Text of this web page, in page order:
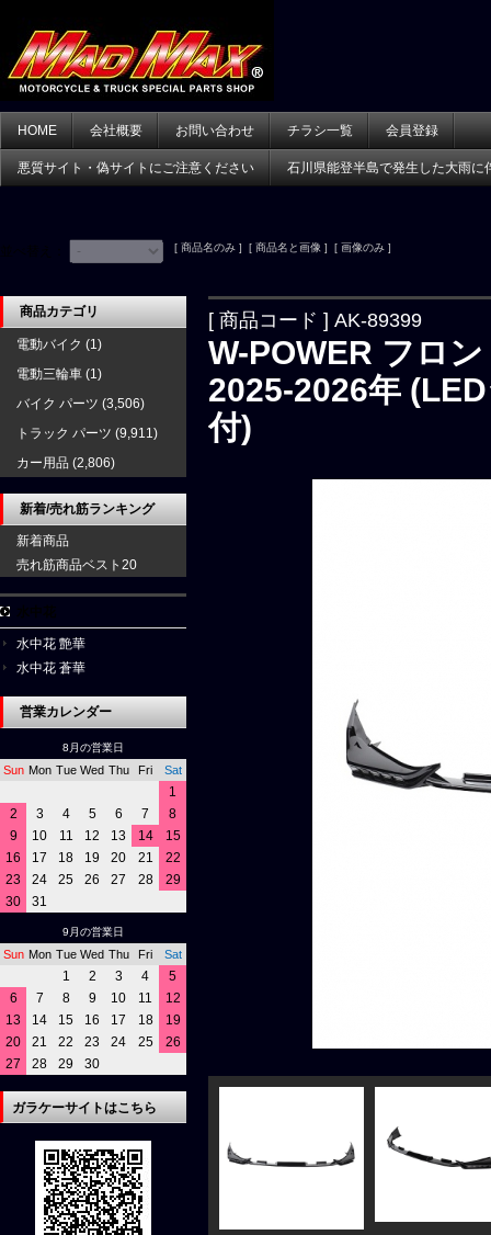
HOME 会社概要 お問い合わせ チラシ一覧 会員登録
悪質サイト・偽サイトにご注意ください 石川県能登半島で発生した大雨に
[ 商品名のみ ] [ 商品名と画像 ] [ 画像のみ ]
[ 商品コード ] AK-89399
W-POWER フロ
2025-2026年
付)
商品カテゴリ
電動バイク (1)
電動三輪車 (1)
バイク パーツ (3,506)
トラック パーツ (9,911)
カー用品 (2,806)
新着/売れ筋ランキング
新着商品
売れ筋商品ベスト20
水中花 艶華
水中花 蒼華
営業カレンダー
8月の営業日
Sun Mon Tue Wed Thu Fri Sat
1
2
3 4 5 6 7
8
9
10 11 12 13 14
15
16
17 18 19 20 21
22
23
24 25 26 27 28
29
30
31
9月の営業日
Sun Mon Tue Wed Thu Fri Sat
1 2 3 4
5
6
7 8 9 10 11
12
13
14 15 16 17 18
19
20
21 22 23 24 25
26
27
28 29 30
ガラケーサイトはこちら